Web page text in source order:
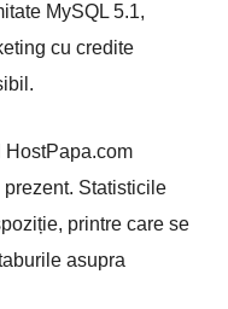
MySQL 5.1,
cu credite
HostPapa.com
Statisticile
printre care se
asupra